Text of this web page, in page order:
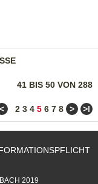
41 BIS 50 VON 288
< 2 3 4 5 6 7 8 > >ǀ
2019